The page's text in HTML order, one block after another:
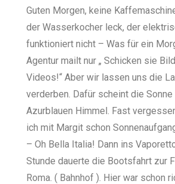
Guten Morgen, keine
der Wasserkocher leck, der
funktioniert nicht – Was für ein
Agentur mailt nur „ Schicken sie
Videos!“ Aber wir lassen uns die
verderben. Dafür scheint die Sonne
Azurblauen Himmel. Fast
ich mit Margit schon
– Oh Bella Italia! Dann ins
Stunde dauerte die Bootsfahrt zur
Roma. ( Bahnhof ). Hier war schon